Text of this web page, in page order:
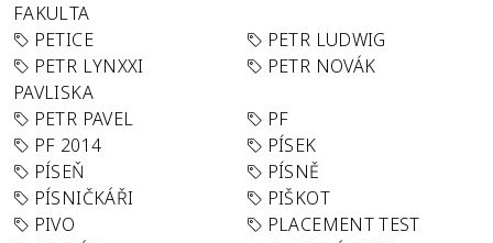
FAKULTA
PETICE
PETR LUDWIG
PETR LYNXXI
PAVLISKA
PETR NOVÁK
PETR PAVEL
PF
PF 2014
PÍSEK
PÍSEŇ
PÍSNĚ
PÍSNIČKÁŘI
PIŠKOT
PIVO
PLACEMENT TEST